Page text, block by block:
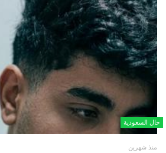
حال السعودية
منذ شهرين